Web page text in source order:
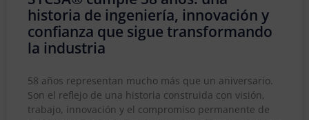
historia de ingeniería, innovación y
confianza que sigue transformando
la industria
58 años representan mucho más que un aniversario.
Son el reflejo de una historia construida con visión,
trabajo, innovación y el compromiso permanente de